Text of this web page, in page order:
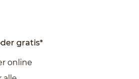
gratis*
online